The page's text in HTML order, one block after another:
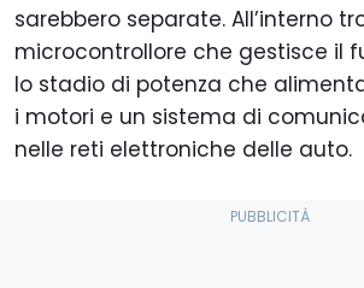
sarebbero separate. All’interno
microcontrollore che gestisce il
lo stadio di potenza che
i motori e un sistema di
nelle reti elettroniche delle auto.